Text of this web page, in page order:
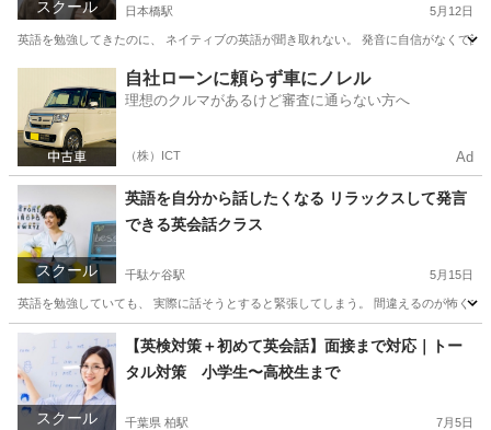
スクール 日本橋駅 5月12日
英語を勉強してきたのに、 ネイティブの英語が聞き取れない。 発音に自信がなくて
日本橋駅 ビジネス英語 社会人
自社ローンに頼らず車にノレル
理想のクルマがあるけど審査に通らない方へ
（株）ICT Ad
スクール
英語を自分から話したくなる リラックスして発言
できる英会話クラス
千駄ケ谷駅 5月15日
英語を勉強していても、 実際に話そうとすると緊張してしまう。 間違えるのが怖く
東京 新宿区 千駄ケ谷駅 塾 クラス
スクール
【英検対策＋初めて英会話】面接まで対応｜トー
タル対策 小学生〜高校生まで
千葉県 柏駅 7月5日